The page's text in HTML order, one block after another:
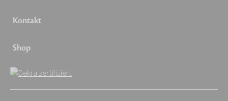
Kontakt
Shop